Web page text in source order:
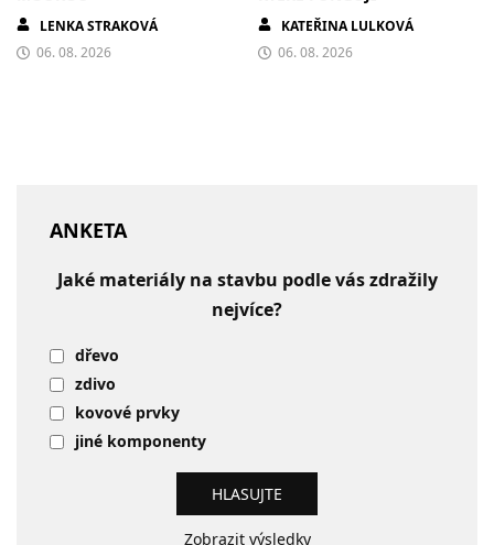
LENKA STRAKOVÁ
06. 08. 2026
KATEŘINA LULKOVÁ
06. 08. 2026
ANKETA
Jaké materiály na stavbu podle vás zdražily
nejvíce?
dřevo
zdivo
kovové prvky
jiné komponenty
Zobrazit výsledky